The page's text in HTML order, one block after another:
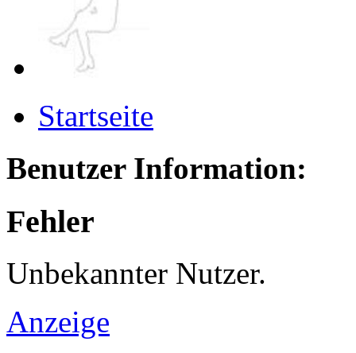
Startseite
Benutzer Information:
Fehler
Unbekannter Nutzer.
Anzeige